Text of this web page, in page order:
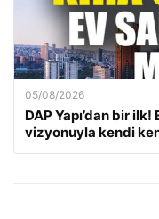
05/08/2026
DAP Yapı’dan bir
vizyonuyla kendi